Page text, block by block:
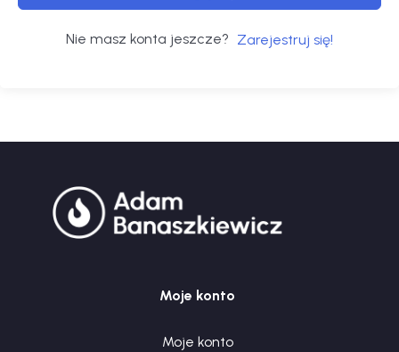
Nie masz konta jeszcze? Zarejestruj się!
Moje konto
Moje konto